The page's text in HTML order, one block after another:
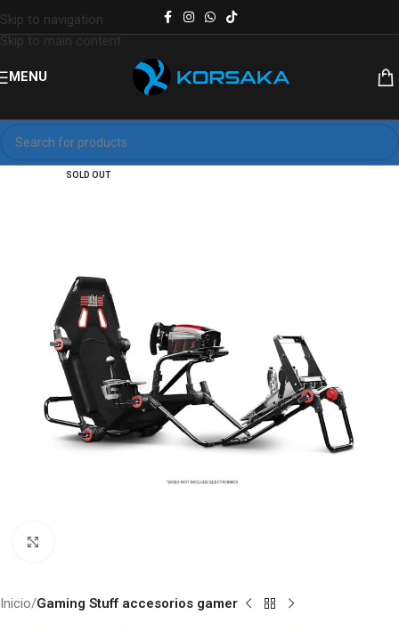
Skip to navigation
Skip to main content
MENU
SOLD OUT
Inicio Gaming Stuff accesorios gamer